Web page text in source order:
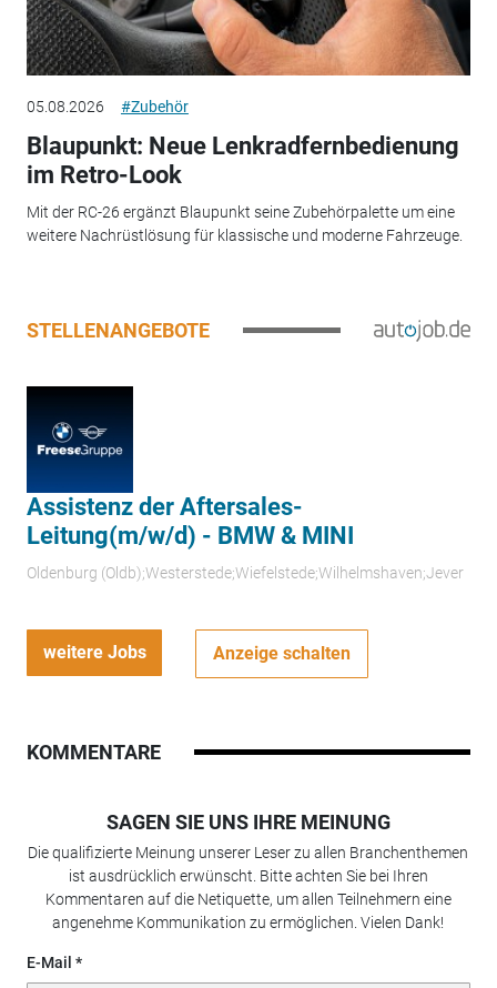
05.08.2026 #Zubehör
Blaupunkt: Neue Lenkradfernbedienung
im Retro-Look
Mit der RC-26 ergänzt Blaupunkt seine Zubehörpalette um eine
weitere Nachrüstlösung für klassische und moderne Fahrzeuge.
STELLENANGEBOTE
Assistenz der Aftersales-
Leitung(m/w/d) - BMW & MINI
Oldenburg (Oldb);Westerstede;Wiefelstede;Wilhelmshaven;Jever
weitere Jobs Anzeige schalten
KOMMENTARE
SAGEN SIE UNS IHRE MEINUNG
Die qualifizierte Meinung unserer Leser zu allen Branchenthemen
ist ausdrücklich erwünscht. Bitte achten Sie bei Ihren
Kommentaren auf die Netiquette, um allen Teilnehmern eine
angenehme Kommunikation zu ermöglichen. Vielen Dank!
E-Mail